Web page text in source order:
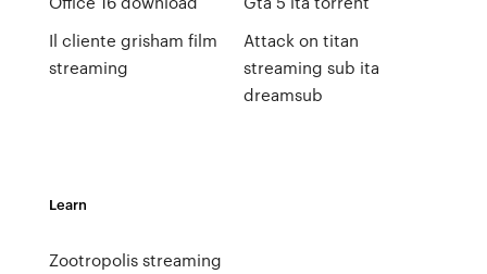
Il cliente grisham film
streaming
Attack on titan
streaming sub ita
dreamsub
Learn
Zootropolis streaming